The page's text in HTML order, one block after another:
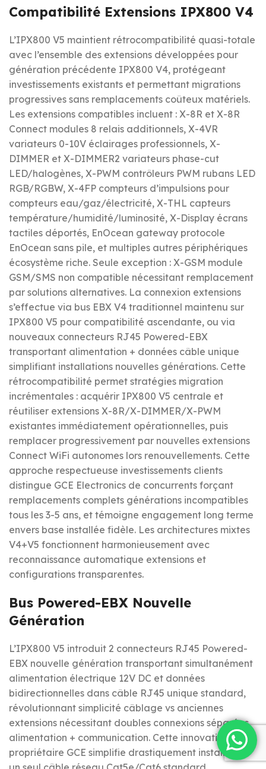
Compatibilité Extensions IPX800 V4
L’IPX800 V5 maintient rétrocompatibilité quasi-totale
avec l’ensemble des extensions développées pour
génération précédente IPX800 V4, protégeant
investissements existants et permettant migrations
progressives sans remplacements coûteux matériels.
Les extensions compatibles incluent : X-8R et X-8R
Connect modules 8 relais additionnels, X-4VR
variateurs 0-10V éclairages professionnels, X-
DIMMER et X-DIMMER2 variateurs phase-cut
LED/halogènes, X-PWM contrôleurs PWM rubans LED
RGB/RGBW, X-4FP compteurs d’impulsions pour
compteurs eau/gaz/électricité, X-THL capteurs
température/humidité/luminosité, X-Display écrans
tactiles déportés, EnOcean gateway protocole
EnOcean sans pile, et multiples autres périphériques
écosystème riche. Seule exception : X-GSM module
GSM/SMS non compatible nécessitant remplacement
par solutions alternatives. La connexion extensions
s’effectue via bus EBX V4 traditionnel maintenu sur
IPX800 V5 pour compatibilité ascendante, ou via
nouveaux connecteurs RJ45 Powered-EBX
transportant alimentation + données câble unique
simplifiant installations nouvelles générations. Cette
rétrocompatibilité permet stratégies migration
incrémentales : acquérir IPX800 V5 centrale et
réutiliser extensions X-8R/X-DIMMER/X-PWM
existantes immédiatement opérationnelles, puis
remplacer progressivement par nouvelles extensions
Connect WiFi autonomes lors renouvellements. Cette
approche respectueuse investissements clients
distingue GCE Electronics de concurrents forçant
remplacements complets générations incompatibles
tous les 3-5 ans, et témoigne engagement long terme
envers base installée fidèle. Les architectures mixtes
V4+V5 fonctionnent harmonieusement avec
reconnaissance automatique extensions et
configurations transparentes.
Bus Powered-EBX Nouvelle
Génération
L’IPX800 V5 introduit 2 connecteurs RJ45 Powered-
EBX nouvelle génération transportant simultanément
alimentation électrique 12V DC et données
bidirectionnelles dans câble RJ45 unique standard,
révolutionnant simplicité câblage vs anciennes
extensions nécessitant doubles connexions séparées
alimentation + communication. Cette innovation
propriétaire GCE simplifie drastiquement installations :